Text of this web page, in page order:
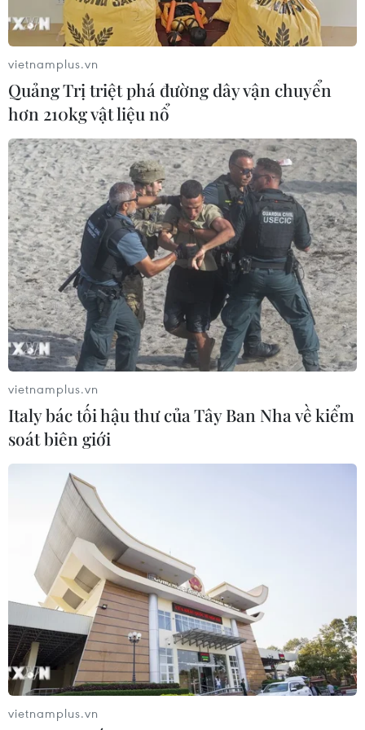
ASEAN Cup
03/08/2026 15:39
ASEAN Cup 2026: Tuyển Việt Nam
bước vào thử thách lớn nhất
03/08/2026 13:04
Xem trực tiếp Indonesia-Việt Nam tại
ASEAN Cup 2026 trên kênh nào?
03/08/2026 09:21
Đội tuyển Việt Nam đặt mục
tiêu 3 điểm, cảnh báo Indonesia
trước giờ G
03/08/2026 07:39
ASEAN Cup 2026: Indonesia tổn thất
lực lượng trước trận quyết đấu tuyển
Việt Nam
03/08/2026 07:21
Xem thêm
CƠ QUAN CHỦ QUẢN: THÔNG TẤN XÃ VIỆT NAM
vietnamplus.vn
Quảng Trị triệt phá đường dây vận chuyển
hơn 210kg vật liệu nổ
vietnamplus.vn
Italy bác tối hậu thư của Tây Ban Nha về kiểm
soát biên giới
vietnamplus.vn